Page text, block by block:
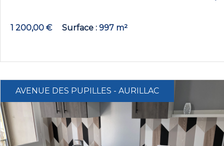
1 200,00 € Surface 997 m²
AVENUE DES PUPILLES - AURILLAC